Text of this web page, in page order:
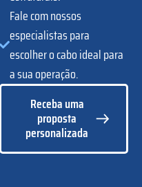
Fale com nossos
especialistas para
escolher o cabo ideal para
a sua operação.
Receba uma
proposta
personalizada